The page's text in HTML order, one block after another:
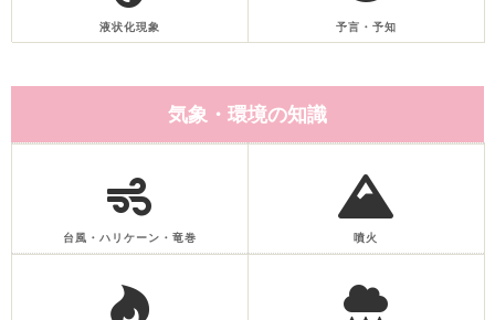
液状化現象 予言・予知
気象・環境の知識
台風・ハリケーン・竜巻 噴火